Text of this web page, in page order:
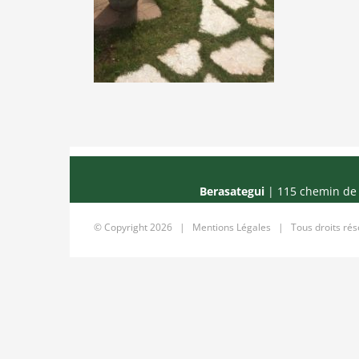
Berasategui | 115 chemin
© Copyright2026 | Mentions Légales | Tous droits